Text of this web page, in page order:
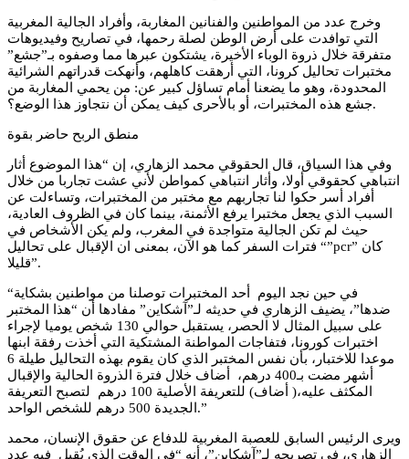
وخرج عدد من المواطنين والفنانين المغاربة، وأفراد الجالية المغربية
التي توافدت على أرض الوطن لصلة رحمها، في تصاريح وفيديوهات
متفرقة خلال ذروة الوباء الأخيرة، يشتكون عبرها مما وصفوه بـ”جشع”
مختبرات تحاليل كرونا، التي أرهقت كاهلهم، وأنهكت قدراتهم الشرائية
المحدودة، وهو ما يضعنا أمام تساؤل كبير عن: من يحمي المغاربة من
جشع هذه المختبرات، أو بالأحرى كيف يمكن أن نتجاوز هذا الوضع؟.
منطق الربح حاضر بقوة
وفي هذا السياق، قال الحقوقي محمد الزهاري، إن “هذا الموضوع أثار
انتباهي كحقوقي أولا، وأثار انتباهي كمواطن لأني عشت تجاربا من خلال
أفراد أسر حكوا لنا تجاربهم مع مختبر من المختبرات، وتساءلت عن
السبب الذي يجعل مختبرا يرفع الأثمنة، بينما كان في الظروف العادية،
حيث لم تكن الجالية متواجدة في المغرب، ولم يكن الأشخاص في
فترات السفر كما هو الآن، بمعنى ان الإقبال على تحاليل “”pcr” كان
قليلا”.
“في حين نجد اليوم أحد المختبرات توصلنا من مواطنين بشكاية
ضدها”، يضيف الزهاري في حديثه لـ”آشكاين” مفادها أن “هذا المختبر
على سبيل المثال لا الحصر، يستقبل حوالي 130 شخص يوميا لإجراء
اختبرات كورونا، فتفاجات المواطنة المشتكية التي أخذت رفقة ابنها
موعدا للاختبار، بأن نفس المختبر الذي كان يقوم بهذه التحاليل طيلة 6
أشهر مضت بـ400 درهم، أضاف خلال فترة الذروة الحالية والإقبال
المكثف عليه،( أضاف) للتعريفة الأصلية 100 درهم لتصبح التعريفة
الجديدة 500 درهم للشخص الواحد.”
ويرى الرئيس السابق للعصبة المغربية للدفاع عن حقوق الإنسان، محمد
الزهاري، في تصريحه لـ”آشكاين”، أنه “في الوقت الذي يُقبِل فيه عدد